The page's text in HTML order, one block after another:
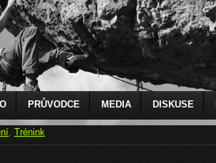
PRŮVODCE MEDIA DISKUSE
, Trénink